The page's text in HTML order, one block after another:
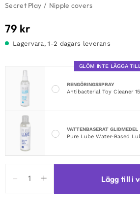
Secret Play / Nipple covers
79 kr
Lagervara, 1-2 dagars leverans
GLÖM INTE LÄGGA TILL
RENGÖRINGSSPRAY
Antibacterial Toy Cleaner
VATTENBASERAT GLIDMEDEL
Pure Lube Water-Based
Covers
Cross
Lägg till i